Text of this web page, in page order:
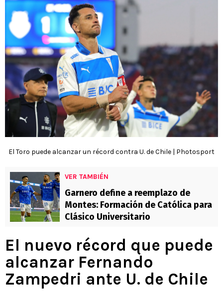
El Toro puede alcanzar un récord contra U. de Chile | Photosport
VER TAMBIÉN
Garnero define a reemplazo de
Montes: Formación de Católica para
Clásico Universitario
El nuevo récord que puede
alcanzar Fernando
Zampedri ante U. de Chile